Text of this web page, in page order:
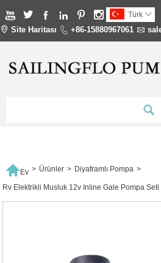
      Türk 
 Site Haritası  +86-15880967061 
Ev > Ürünler > Diyaframlı Pompa >
Rv Elektrikli Musluk 12v Inline Gale Pompa Seti